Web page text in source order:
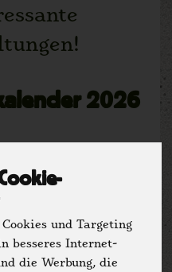
und Targeting
besseres Internet-
die Werbung, die
2026
für das